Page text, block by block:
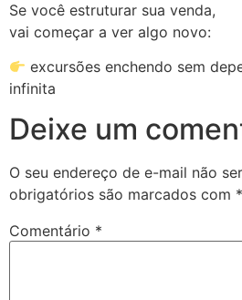
Se você estruturar sua venda,
vai começar a ver algo novo:
excursões enchendo sem
infinita
Deixe um
O seu endereço de e-mail não
obrigatórios são marcados com *
Comentário *